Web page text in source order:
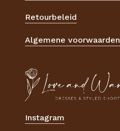
Retourbeleid
Algemene voorwaarden
Instagram